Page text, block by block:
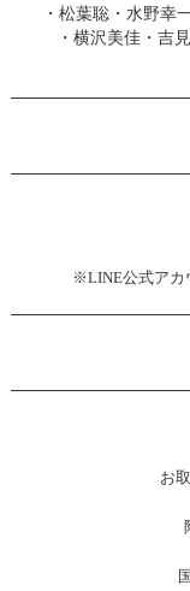
・ 松葉聡 ・ 水野幸
・ 横沢美佳・ 吉
※LINE公式アカ
お